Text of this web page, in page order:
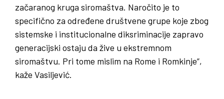
začaranog kruga siromaštva. Naročito je to
specifično za određene društvene grupe koje zbog
sistemske i institucionalne diksriminacije zapravo
generacijski ostaju da žive u ekstremnom
siromaštvu. Pri tome mislim na Rome i Romkinje”,
kaže Vasiljević.